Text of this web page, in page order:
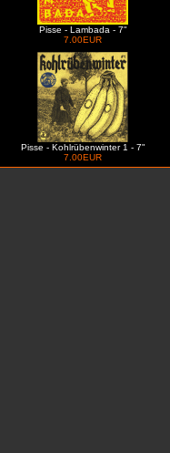
Pisse - Lambada - 7"
7.00EUR
Pisse - Kohlrübenwinter 1 - 7"
7.00EUR